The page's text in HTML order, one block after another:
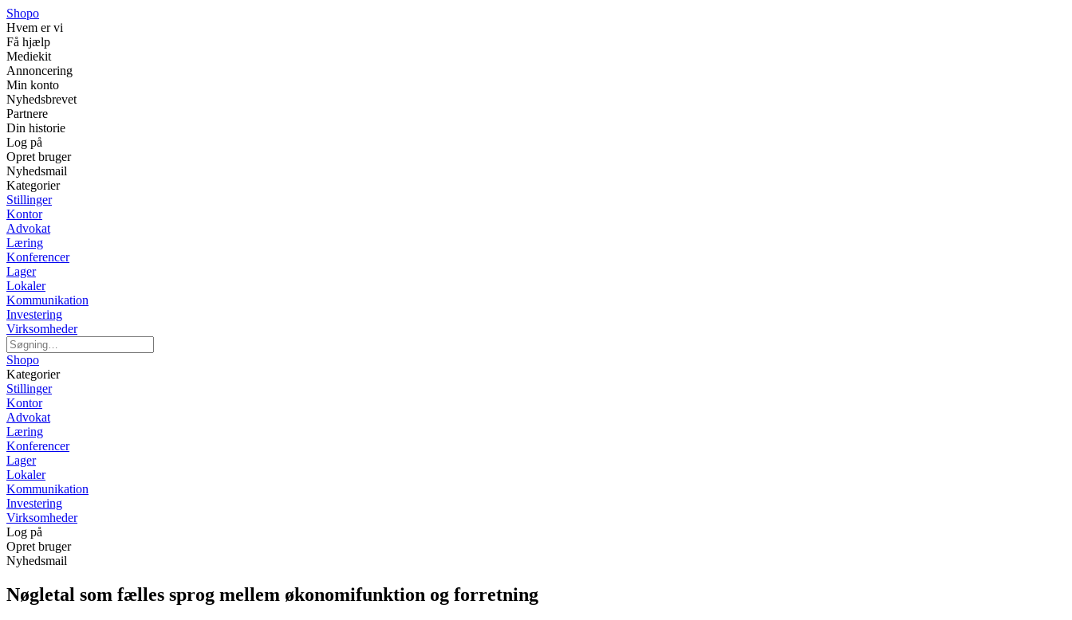
Shopo
Hvem er vi
Få hjælp
Mediekit
Annoncering
Min konto
Nyhedsbrevet
Partnere
Din historie
Log på
Opret bruger
Nyhedsmail
Kategorier
Stillinger
Kontor
Advokat
Læring
Konferencer
Lager
Lokaler
Kommunikation
Investering
Virksomheder
Shopo
Kategorier
Stillinger
Kontor
Advokat
Læring
Konferencer
Lager
Lokaler
Kommunikation
Investering
Virksomheder
Log på
Opret bruger
Nyhedsmail
Nøgletal som fælles sprog mellem økonomifunktion og forretning